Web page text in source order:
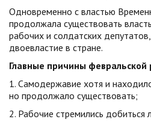
Одновременно с властью
продолжала существовать
рабочих и солдатских
двоевластие в стране.
Главные причины февральской
1. Самодержавие хотя и
но продолжало существовать;
2. Рабочие стремились добиться